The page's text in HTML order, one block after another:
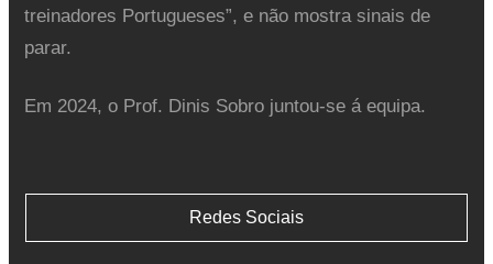
treinadores Portugueses”, e não mostra sinais de
parar.
Em 2024, o Prof. Dinis Sobro juntou-se á equipa.
Redes Sociais